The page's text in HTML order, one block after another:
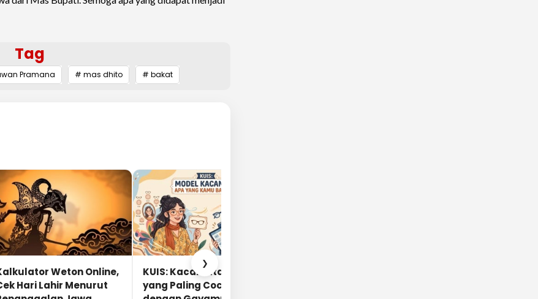
Tag
Pramana # mas dhito # bakat
Weton Online,
Hari Lahir Menurut
KUIS: Kacamata Apa
yang Paling Cocok
❯